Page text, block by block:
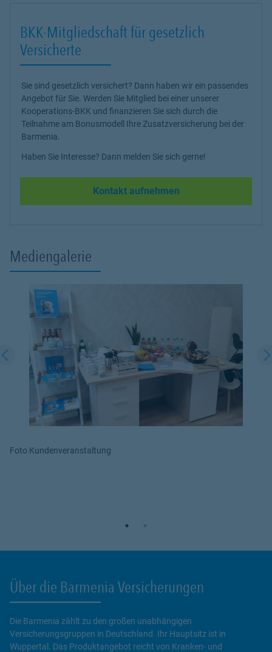
BKK-Mitgliedschaft für gesetzlich
Versicherte
Sie sind gesetzlich versichert? Dann haben wir ein passendes
Angebot für Sie. Werden Sie Mitglied bei einer unserer
Kooperations-BKK und finanzieren Sie sich durch die
Teilnahme am Bonusmodell Ihre Zusatzversicherung bei der
Barmenia.
Haben Sie Interesse? Dann melden Sie sich gerne!
Kontakt aufnehmen
Mediengalerie
Foto Kundenveranstaltung
Über die Barmenia Versicherungen
Die Barmenia zählt zu den großen unabhängigen
Versicherungsgruppen in Deutschland. Ihr Hauptsitz ist in
Wuppertal. Das Produktangebot reicht von Kranken- und